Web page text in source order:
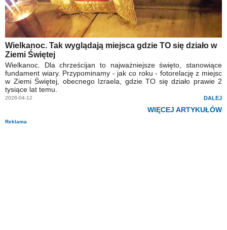
Wielkanoc. Tak wyglądają miejsca gdzie TO się działo w
Ziemi Świętej
Wielkanoc. Dla chrześcijan to najważniejsze święto, stanowiące
fundament wiary. Przypominamy - jak co roku - fotorelację z miejsc
w Ziemi Świętej, obecnego Izraela, gdzie TO się działo prawie 2
tysiące lat temu.
2026-04-12 DALEJ
WIĘCEJ ARTYKUŁÓW
Reklama